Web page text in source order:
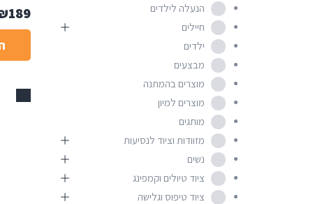
189
הנעלה לילדים
חיילים
ילדים
מבצעים
מוצרים בהמתנה
מוצרים למיון
מותגים
מזוודות וציוד לנסיעות
נשים
ציוד טיולים וקמפינג
ציוד טיפוס וגלישה